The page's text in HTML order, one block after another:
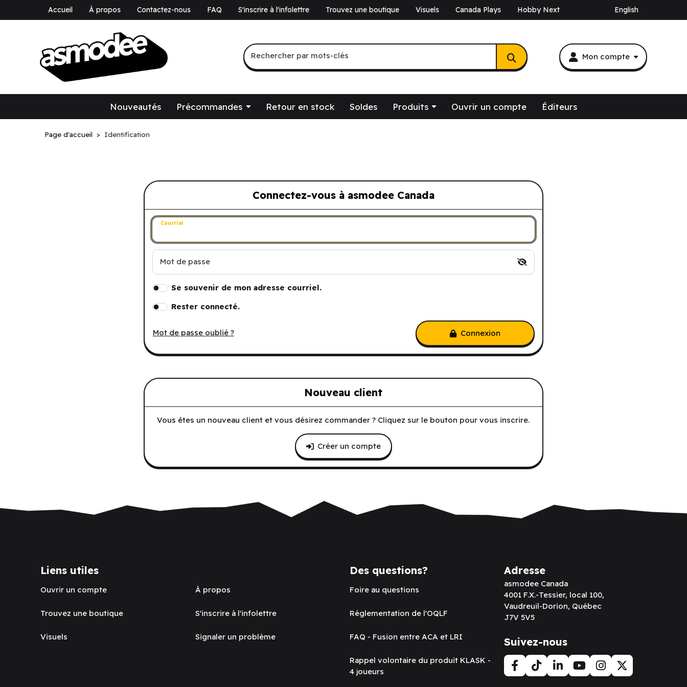
Accueil À propos Contactez-nous FAQ S'inscrire à l'infolettre Trouvez une boutique Visuels Canada Plays Hobby Next English
Mon compte
Recherche par mots-clés
Rechercher par mots-clés
Nouveautés Précommandes Retour en stock Soldes Produits Ouvrir un compte Éditeurs
Page d'accueil Identification
Connectez-vous à asmodee Canada
Connectez-vous à asmodee Canada
Courriel
Mot de passe
Se souvenir de mon adresse courriel.
Rester connecté.
Mot de passe oublié ? Connexion
Nouveau client
Vous êtes un nouveau client et vous désirez commander ? Cliquez sur le bouton pour vous inscrire.
Créer un compte
Liens utiles
Ouvrir un compte
Trouvez une boutique
Visuels
À propos
S'inscrire à l'infolettre
Signaler un problème
Des questions?
Foire au questions
Réglementation de l'OQLF
FAQ - Fusion entre ACA et LRI
Rappel volontaire du produit KLASK -
4 joueurs
Adresse
asmodee Canada
4001 F.X.-Tessier, local 100,
Vaudreuil-Dorion, Québec
J7V 5V5
Suivez-nous